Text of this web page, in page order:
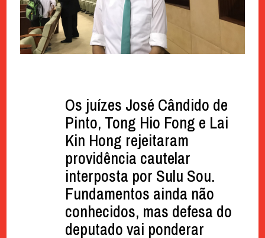
Os juízes José Cândido de
Pinto, Tong Hio Fong e Lai
Kin Hong rejeitaram
providência cautelar
interposta por Sulu Sou.
Fundamentos ainda não
conhecidos, mas defesa do
deputado vai ponderar